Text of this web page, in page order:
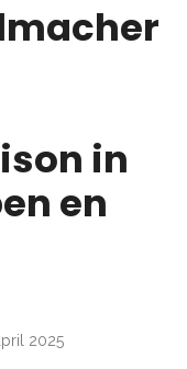
in
en
2025